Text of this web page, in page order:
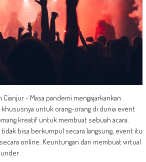
- Masa pandemi mengajarkankan
khususnya untuk orang-orang di dunia event
kreatif untuk membuat sebuah acara.
tidak bisa berkumpul secara langsung, event itu
online. Keuntungan dari membuat virtual